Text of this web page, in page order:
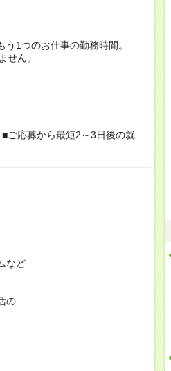
1つのお仕事の勤務時間。
せん。
ご応募から最短2～3日後の就
など
の